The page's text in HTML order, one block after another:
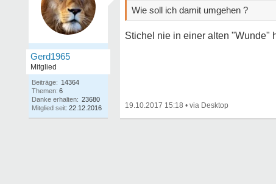
Gerd1965
Mitglied
Beiträge: 14364
Themen: 6
Danke erhalten: 23680
Mitglied seit: 22.12.2016
Wie soll ich damit umgehen ?
Stichel nie in einer alten "Wunde"
19.10.2017 15:18 •